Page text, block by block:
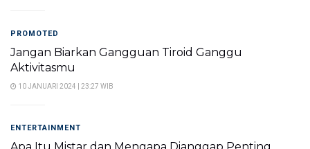
PROMOTED
Jangan Biarkan Gangguan Tiroid Ganggu
Aktivitasmu
10 JANUARI 2024 | 23:27 WIB
ENTERTAINMENT